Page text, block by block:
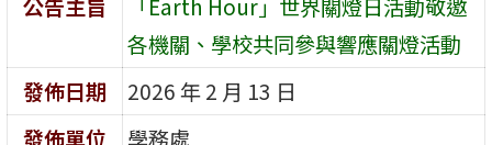
公告主旨
「Earth Hour」世界關燈日活動敬邀
各機關、學校共同參與響應關燈活動
發佈日期
2026 年 2 月 13 日
發佈單位
學務處